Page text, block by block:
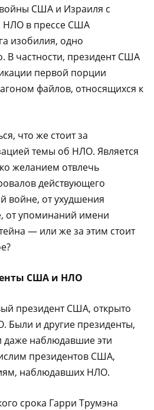
США и Израиля с
НЛО в прессе США
изобилия, одно
В частности, президент США
первой порции
файлов, относящихся к
что же стоит за
темы об НЛО. Является
желанием отвлечь
действующего
войне, от ухудшения
от упоминаний имени
— или же за этим стоит
США и НЛО
президент США, открыто
Были и другие президенты,
наблюдавшие эти
президентов США,
наблюдавших НЛО.
срока Гарри Трумэна